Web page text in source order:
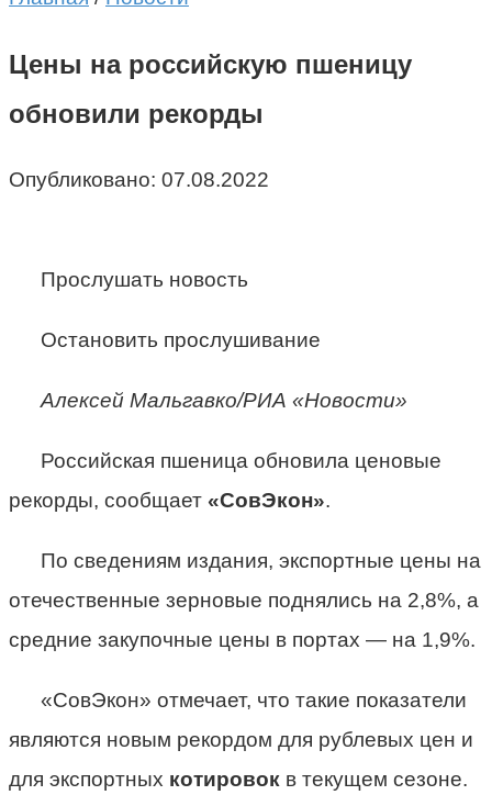
Цены на российскую пшеницу
обновили рекорды
Опубликовано: 07.08.2022
Прослушать новость
Остановить прослушивание
Алексей Мальгавко/РИА «Новости»
Российская пшеница обновила ценовые
рекорды, сообщает «СовЭкон».
По сведениям издания, экспортные цены на
отечественные зерновые поднялись на 2,8%, а
средние закупочные цены в портах — на 1,9%.
«СовЭкон» отмечает, что такие показатели
являются новым рекордом для рублевых цен и
для экспортных котировок в текущем сезоне.